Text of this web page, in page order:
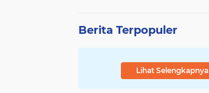
Berita Terpopuler
Lihat Selengkapnya